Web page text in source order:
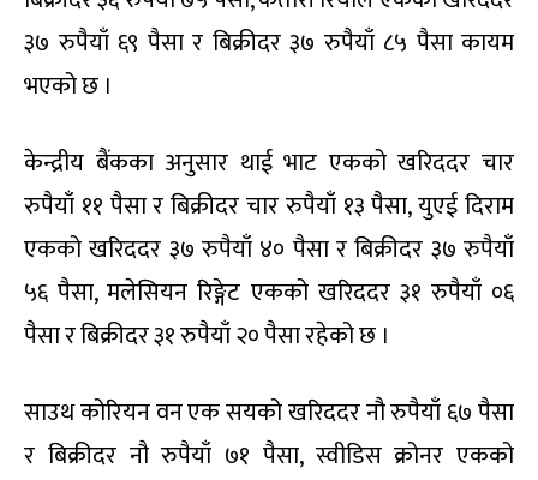
३७ रुपैयाँ ६९ पैसा र बिक्रीदर ३७ रुपैयाँ ८५ पैसा कायम
भएको छ ।
केन्द्रीय बैंकका अनुसार थाई भाट एकको खरिददर चार
रुपैयाँ ११ पैसा र बिक्रीदर चार रुपैयाँ १३ पैसा, युएई दिराम
एकको खरिददर ३७ रुपैयाँ ४० पैसा र बिक्रीदर ३७ रुपैयाँ
५६ पैसा, मलेसियन रिङ्गेट एकको खरिददर ३१ रुपैयाँ ०६
पैसा र बिक्रीदर ३१ रुपैयाँ २० पैसा रहेको छ ।
साउथ कोरियन वन एक सयको खरिददर नौ रुपैयाँ ६७ पैसा
र बिक्रीदर नौ रुपैयाँ ७१ पैसा, स्वीडिस क्रोनर एकको